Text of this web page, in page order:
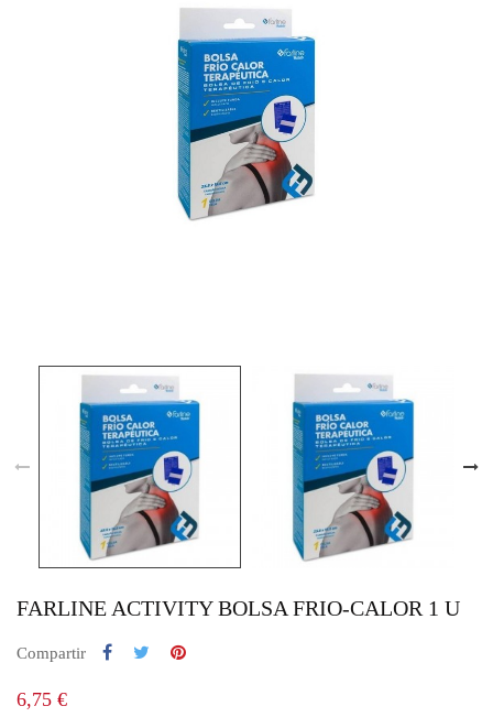
FARLINE ACTIVITY BOLSA FRIO-CALOR 1 U
Compartir
6,75 €